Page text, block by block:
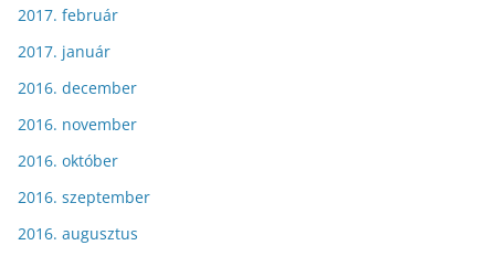
2017. február
2017. január
2016. december
2016. november
2016. október
2016. szeptember
2016. augusztus